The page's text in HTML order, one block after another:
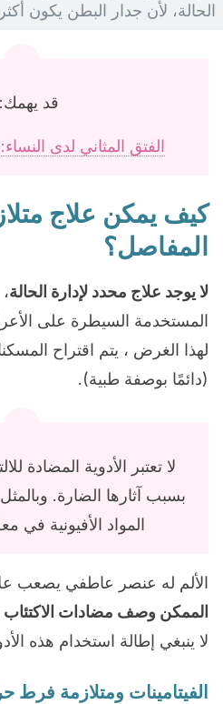
الحالة، لأن جدار البطن يكون
قد يهمك:
الفتق المثاني لدى
كيف يمكن علاج
المفاصل؟
لا يوجد علاج محدد لإدارة الحالة
المستخدمة السيطرة على
لهذا الغرض ، يتم اقتراح
(دائمًا بوصفة طبية).
لا تعتبر الأدوية المضادة
بسبب آثارها الضارة.
المواد الأفيونية
الألم له عنصر عاطفي يصعب
الممكن وصف مضادات
لا ينبغي إطالة استخدام هذه
الفيتامينات ومتلازمة فرط